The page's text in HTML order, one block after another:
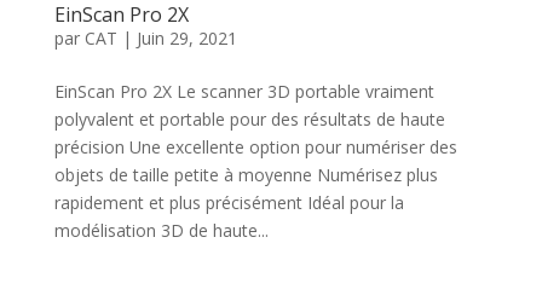
EinScan Pro 2X
par CAT | Juin 29, 2021
EinScan Pro 2X Le scanner 3D portable vraiment
polyvalent et portable pour des résultats de haute
précision Une excellente option pour numériser des
objets de taille petite à moyenne Numérisez plus
rapidement et plus précisément Idéal pour la
modélisation 3D de haute...